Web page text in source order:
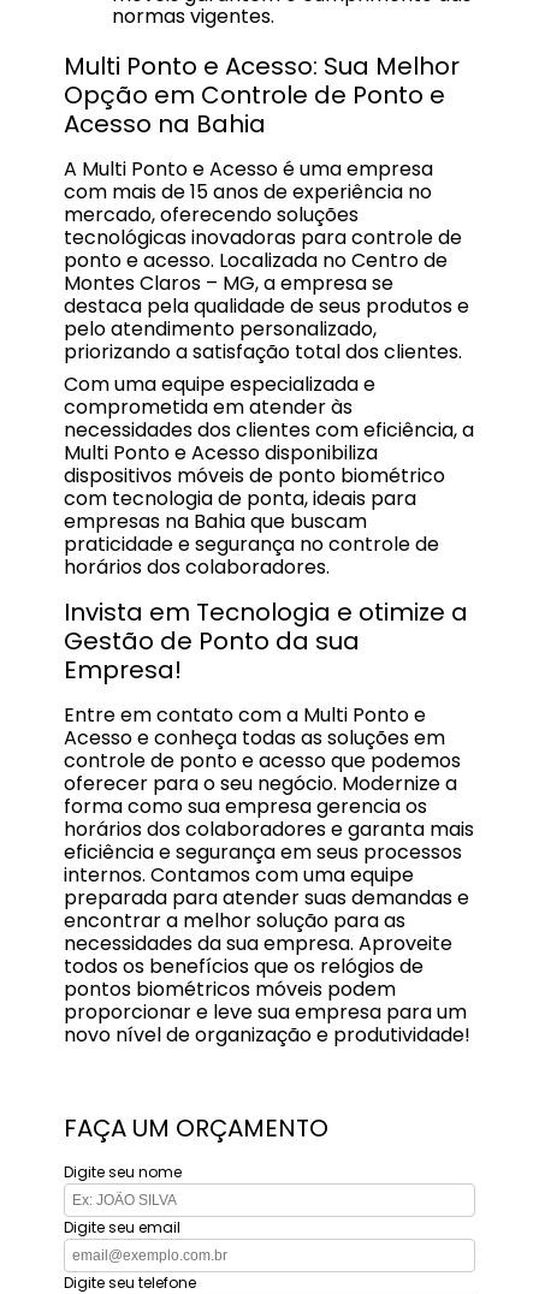
normas vigentes.
Multi Ponto e Acesso: Sua Melhor
Opção em Controle de Ponto e
Acesso na Bahia
A Multi Ponto e Acesso é uma empresa
com mais de 15 anos de experiência no
mercado, oferecendo soluções
tecnológicas inovadoras para controle de
ponto e acesso. Localizada no Centro de
Montes Claros – MG, a empresa se
destaca pela qualidade de seus produtos e
pelo atendimento personalizado,
priorizando a satisfação total dos clientes.
Com uma equipe especializada e
comprometida em atender às
necessidades dos clientes com eficiência, a
Multi Ponto e Acesso disponibiliza
dispositivos móveis de ponto biométrico
com tecnologia de ponta, ideais para
empresas na Bahia que buscam
praticidade e segurança no controle de
horários dos colaboradores.
Invista em Tecnologia e otimize a
Gestão de Ponto da sua
Empresa!
Entre em contato com a Multi Ponto e
Acesso e conheça todas as soluções em
controle de ponto e acesso que podemos
oferecer para o seu negócio. Modernize a
forma como sua empresa gerencia os
horários dos colaboradores e garanta mais
eficiência e segurança em seus processos
internos. Contamos com uma equipe
preparada para atender suas demandas e
encontrar a melhor solução para as
necessidades da sua empresa. Aproveite
todos os benefícios que os relógios de
pontos biométricos móveis podem
proporcionar e leve sua empresa para um
novo nível de organização e produtividade!
FAÇA UM ORÇAMENTO
Digite seu nome
Digite seu email
Digite seu telefone